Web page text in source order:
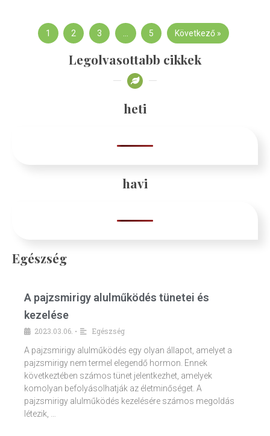
1 2 3 … 5 Következő »
Legolvasottabb cikkek
heti
havi
Egészség
A pajzsmirigy alulműködés tünetei és
kezelése
2023.03.06. •
Egészség
A pajzsmirigy alulműködés egy olyan állapot, amelyet a
pajzsmirigy nem termel elegendő hormon. Ennek
következtében számos tünet jelentkezhet, amelyek
komolyan befolyásolhatják az életminőséget. A
pajzsmirigy alulműködés kezelésére számos megoldás
létezik, …